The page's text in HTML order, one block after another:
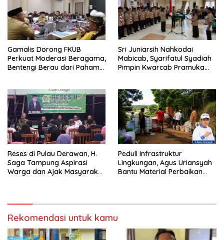
Gamalis Dorong FKUB
Perkuat Moderasi Beragama,
Bentengi Berau dari Paham
Sri Juniarsih Nahkodai
Mabicab, Syarifatul Syadiah
Pimpin Kwarcab Pramuka
Reses di Pulau Derawan, H.
Saga Tampung Aspirasi
Warga dan Ajak Masyarakat
Peduli Infrastruktur
Lingkungan, Agus Uriansyah
Bantu Material Perbaikan
Rekomendasi untuk kamu